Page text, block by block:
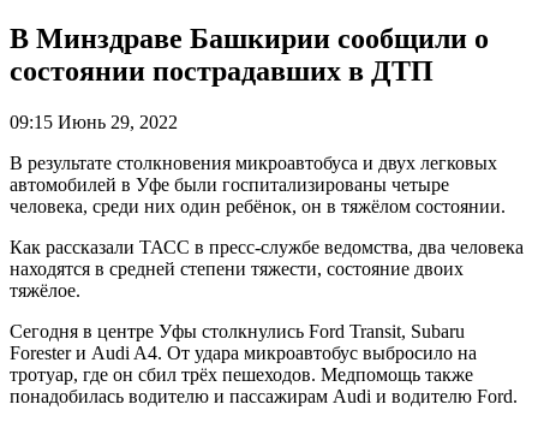
В Минздраве Башкирии сообщили о
состоянии пострадавших в ДТП
09:15 Июнь 29, 2022
В результате столкновения микроавтобуса и двух легковых
автомобилей в Уфе были госпитализированы четыре
человека, среди них один ребёнок, он в тяжёлом состоянии.
Как рассказали ТАСС в пресс-службе ведомства, два человека
находятся в средней степени тяжести, состояние двоих
тяжёлое.
Сегодня в центре Уфы столкнулись Ford Transit, Subaru
Forester и Audi A4. От удара микроавтобус выбросило на
тротуар, где он сбил трёх пешеходов. Медпомощь также
понадобилась водителю и пассажирам Audi и водителю Ford.